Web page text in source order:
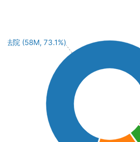
法院 (58M, 73.1%)